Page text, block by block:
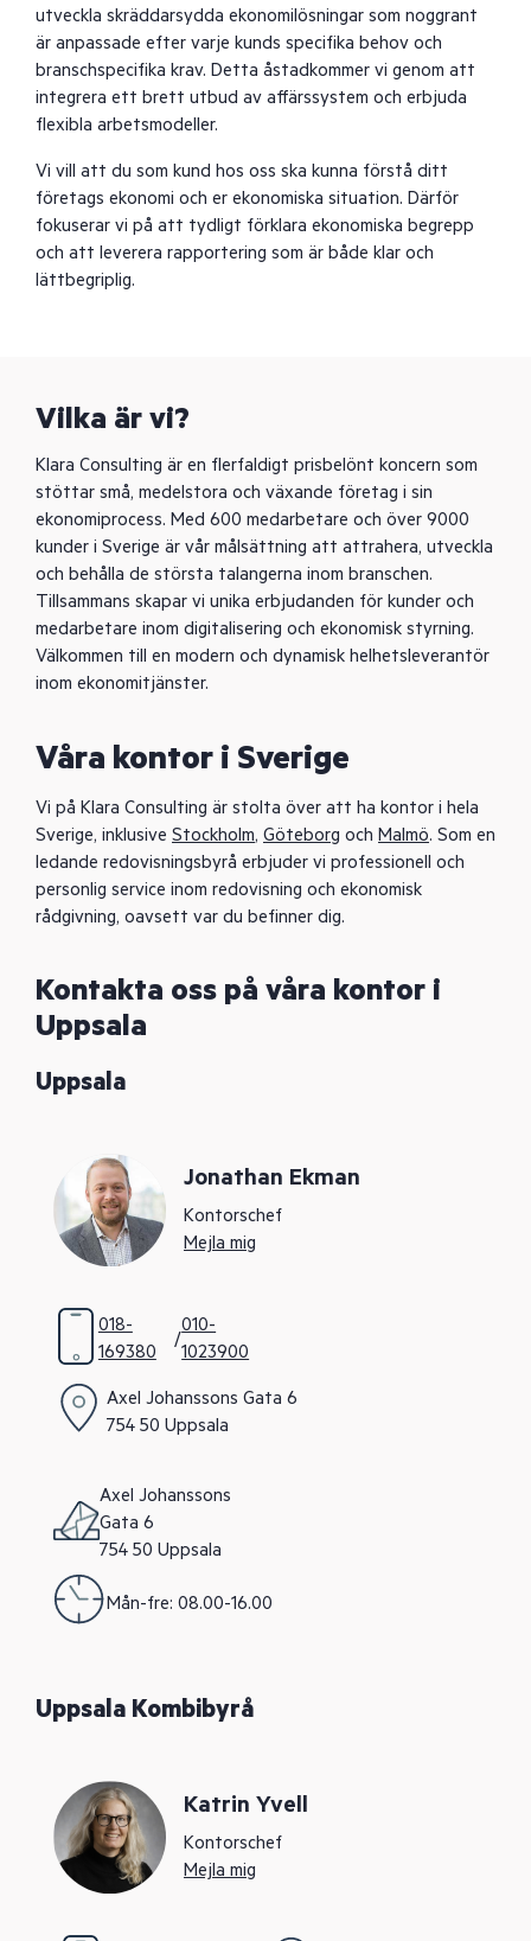
utveckla skräddarsydda ekonomilösningar som noggrant
är anpassade efter varje kunds specifika behov och
branschspecifika krav. Detta åstadkommer vi genom att
integrera ett brett utbud av affärssystem och erbjuda
flexibla arbetsmodeller.
Vi vill att du som kund hos oss ska kunna förstå ditt
företags ekonomi och er ekonomiska situation. Därför
fokuserar vi på att tydligt förklara ekonomiska begrepp
och att leverera rapportering som är både klar och
lättbegriplig.
Vilka är vi?
Klara Consulting är en flerfaldigt prisbelönt koncern som
stöttar små, medelstora och växande företag i sin
ekonomiprocess. Med 600 medarbetare och över 9000
kunder i Sverige är vår målsättning att attrahera, utveckla
och behålla de största talangerna inom branschen.
Tillsammans skapar vi unika erbjudanden för kunder och
medarbetare inom digitalisering och ekonomisk styrning.
Välkommen till en modern och dynamisk helhetsleverantör
inom ekonomitjänster.
Våra kontor i Sverige
Vi på Klara Consulting är stolta över att ha kontor i hela
Sverige, inklusive Stockholm, Göteborg och Malmö. Som en
ledande redovisningsbyrå erbjuder vi professionell och
personlig service inom redovisning och ekonomisk
rådgivning, oavsett var du befinner dig.
Kontakta oss på våra kontor i
Uppsala
Uppsala
Jonathan Ekman
Kontorschef
Mejla mig
018-
169380
/
010-
1023900
Axel Johanssons Gata 6
754 50 Uppsala
Axel Johanssons
Gata 6
754 50 Uppsala
Mån-fre: 08.00-16.00
Uppsala Kombibyrå
Katrin Yvell
Kontorschef
Mejla mig